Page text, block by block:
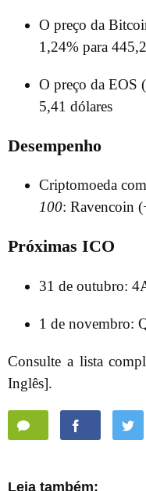
O preço da
1,24% para
O preço da EOS (
5,41 dólares
Desempenho
Criptomoeda
100: Ravencoin
Próximas ICO
31 de outubro:
1 de novembro:
Consulte a lista
Inglês].
Leia também: